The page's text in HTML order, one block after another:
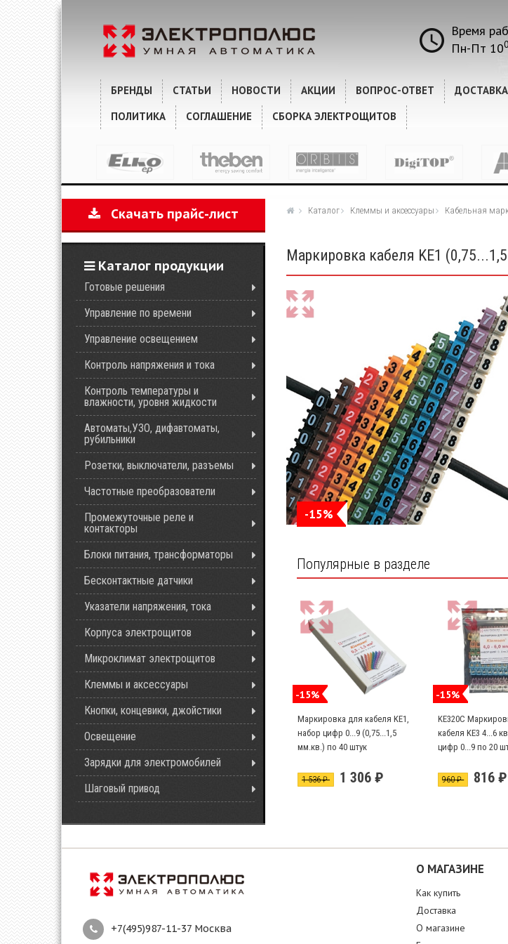
Время
Пн-Пт 10
БРЕНДЫ СТАТЬИ НОВОСТИ АКЦИИ ВОПРОС-ОТВЕТ
ПОЛИТИКА
СОГЛАШЕНИЕ СБОРКА ЭЛЕКТРОЩИТОВ
Скачать прайс-лист
Каталог продукции
Готовые решения
Управление по времени
Управление освещением
Контроль напряжения и тока
Контроль температуры и
влажности, уровня жидкости
Автоматы,УЗО, дифавтоматы,
рубильники
Розетки, выключатели, разъемы
Частотные преобразователи
Промежуточные реле и
контакторы
Блоки питания, трансформаторы
Бесконтактные датчики
Указатели напряжения, тока
Корпуса электрощитов
Микроклимат электрощитов
Клеммы и аксессуары
Кнопки, концевики, джойстики
Освещение
Зарядки для электромобилей
Шаговый привод
Каталог Клеммы и аксессуары Кабельная
Маркировка кабеля KE1
-15%
Популярные в разделе
-15%
Маркировка для кабеля KE1,
набор цифр 0...9 (0,75...1,5
мм.кв.) по 40 штук
1 536 ₽ 1 306 ₽
-15%
KE320C
кабеля KE3 4...6
цифр 0...9 по 20
960 ₽ 816 ₽
+7(495)987-11-37 Москва
О МАГАЗИНЕ
Как купить
Доставка
О магазине